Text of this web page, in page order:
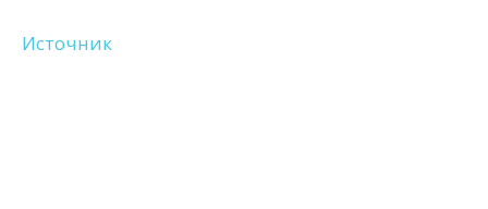
Источник